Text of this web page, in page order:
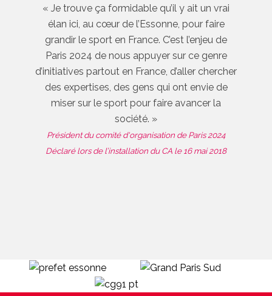
« Je trouve ça formidable qu’il y ait un vrai
élan ici, au cœur de l’Essonne, pour faire
grandir le sport en France. C’est l’enjeu de
Paris 2024 de nous appuyer sur ce genre
d’initiatives partout en France, d’aller chercher
des expertises, des gens qui ont envie de
miser sur le sport pour faire avancer la
société. »
Président du comité d'organisation de Paris 2024
Déclaré lors de l’installation du CA le 16 mai 2018